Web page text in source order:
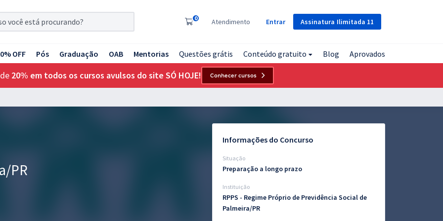
Assinatura Ilimitada 11
0 Atendimento Entrar
OFF Pós Graduação OAB Mentorias Questões grátis Conteúdo gratuito Blog Aprovados
20% em todos os cursos avulsos do site SÓ HOJE! Conhecer cursos
PR
Informações do Concurso
Situação
Preparação a longo prazo
Instituição
RPPS - Regime Próprio de Previdência Social de
Palmeira/PR